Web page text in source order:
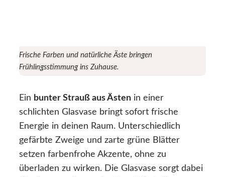
Frische Farben und natürliche Äste bringen
Frühlingsstimmung ins Zuhause.
Ein bunter Strauß aus Ästen in einer
schlichten Glasvase bringt sofort frische
Energie in deinen Raum. Unterschiedlich
gefärbte Zweige und zarte grüne Blätter
setzen farbenfrohe Akzente, ohne zu
überladen zu wirken. Die Glasvase sorgt dabei